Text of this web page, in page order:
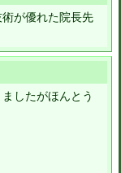
が優れた院長先
したがほんとう